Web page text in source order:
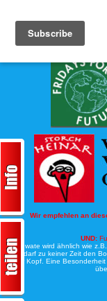
Wir empfehlen an
UND:
Bei Fuwate wird ähnlich wie
Ball darf zu keiner Zeit den
oder Kopf. Eine